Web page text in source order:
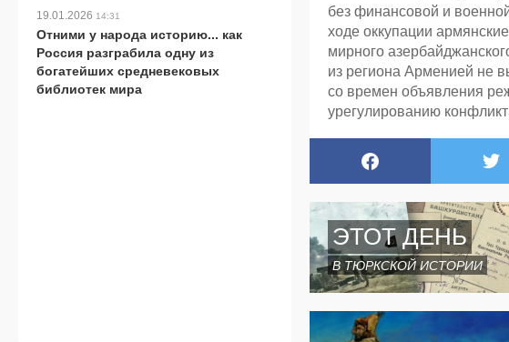
без финансовой и
ходе оккупации
мирного
из региона Арменией не
со времен объявления
урегулированию
ЭТОТ ДЕНЬ
В ТЮРКСКОЙ ИСТОРИИ
19.01.2026 14:31
Отними у народа историю... как
Россия разграбила одну из
богатейших средневековых
библиотек мира